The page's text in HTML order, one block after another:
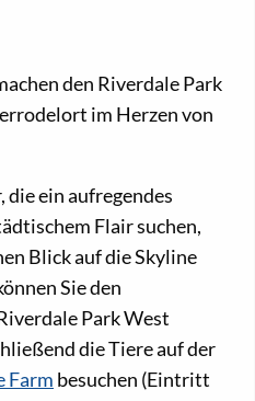
den Riverdale Park
im Herzen von
ein aufregendes
Flair suchen,
Blick auf die Skyline
Sie den
Park West
die Tiere auf der
Farm besuchen (Eintritt